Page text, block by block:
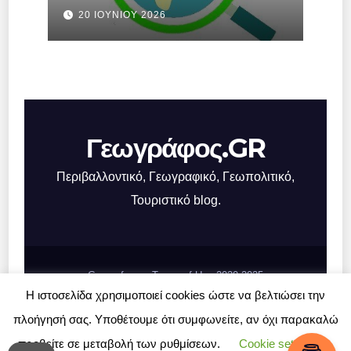
Ελλάδας.
20 ΙΟΥΝΊΟΥ 2026
Γεωγράφος.GR
Περιβαλλοντικό, Γεωγραφικό, Γεωπολιτικό,
Τουριστικό blog.
Geografos.gr, Terms of Use 2020-2025
Σχετικά με το Γεωγράφος.GR Επικοινωνία
Η ιστοσελίδα χρησιμοποιεί cookies ώστε να βελτιώσει την
πλοήγησή σας. Υποθέτουμε ότι συμφωνείτε, αν όχι παρακαλώ
προβείτε σε μεταβολή των ρυθμίσεων.
Cookie settings